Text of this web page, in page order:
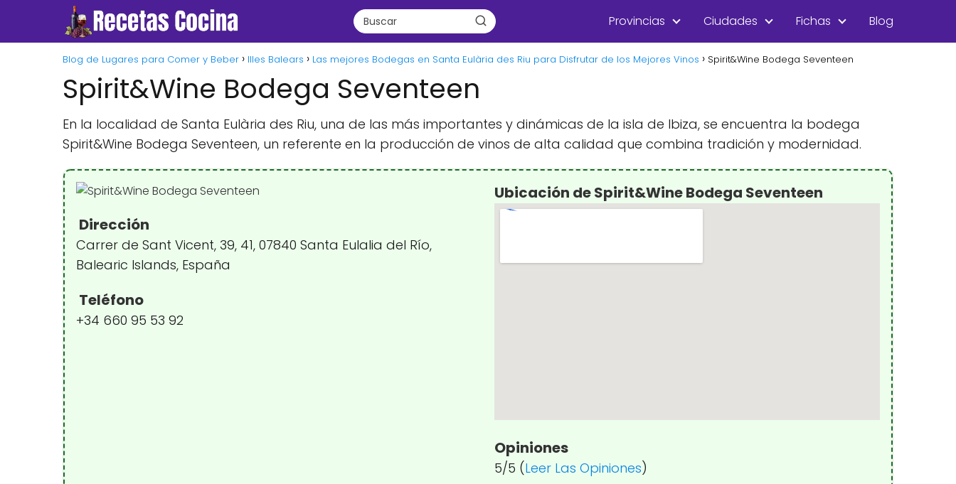
Provincias Ciudades Fichas Blog
Blog de Lugares para Comer y Beber Illes Balears Las mejores Bodegas en Santa Eulària des Riu para Disfrutar de los Mejores Vinos Spirit&Wine Bodega Seventeen
Spirit&Wine Bodega Seventeen
En la localidad de Santa Eulària des Riu, una de las más importantes y dinámicas de la isla de Ibiza, se encuentra la bodega
Spirit&Wine Bodega Seventeen, un referente en la producción de vinos de alta calidad que combina tradición y modernidad.
Dirección
Carrer de Sant Vicent, 39, 41, 07840 Santa Eulalia del Río,
Balearic Islands, España
Teléfono
+34 660 95 53 92
Ubicación de Spirit&Wine Bodega Seventeen
Opiniones
5/5 (Leer Las Opiniones)